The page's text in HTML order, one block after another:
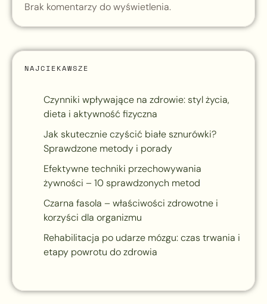
Brak komentarzy do wyświetlenia.
NAJCIEKAWSZE
Czynniki wpływające na zdrowie: styl życia,
dieta i aktywność fizyczna
Jak skutecznie czyścić białe sznurówki?
Sprawdzone metody i porady
Efektywne techniki przechowywania
żywności – 10 sprawdzonych metod
Czarna fasola – właściwości zdrowotne i
korzyści dla organizmu
Rehabilitacja po udarze mózgu: czas trwania i
etapy powrotu do zdrowia